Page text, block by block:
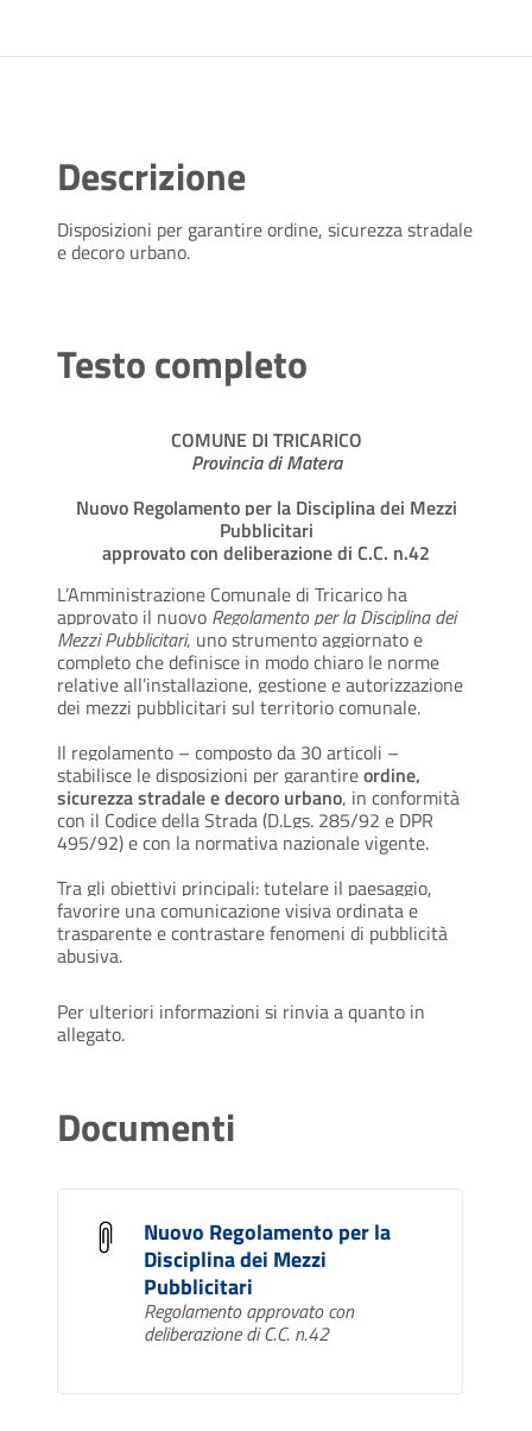
Descrizione
Disposizioni per garantire ordine, sicurezza stradale
e decoro urbano.
Testo completo
COMUNE DI TRICARICO
Provincia di Matera
Nuovo Regolamento per la Disciplina dei Mezzi
Pubblicitari
approvato con deliberazione di C.C. n.42
L’Amministrazione Comunale di Tricarico ha
approvato il nuovo Regolamento per la Disciplina dei
Mezzi Pubblicitari, uno strumento aggiornato e
completo che definisce in modo chiaro le norme
relative all’installazione, gestione e autorizzazione
dei mezzi pubblicitari sul territorio comunale.
Il regolamento – composto da 30 articoli –
stabilisce le disposizioni per garantireordine,
sicurezza stradale e decoro urbano, in conformità
con il Codice della Strada (D.Lgs. 285/92 e DPR
495/92) e con la normativa nazionale vigente.
Tra gli obiettivi principali: tutelare il paesaggio,
favorire una comunicazione visiva ordinata e
trasparente e contrastare fenomeni di pubblicità
abusiva.
Per ulteriori informazioni si rinvia a quanto in
allegato.
Documenti
Nuovo Regolamento per la
Disciplina dei Mezzi
Pubblicitari
Regolamento approvato con
deliberazione di C.C. n.42